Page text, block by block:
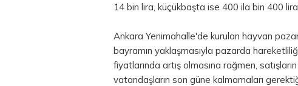
14 bin lira, küçükbaşta ise 400 ila bin 400
Ankara Yenimahalle'de kurulan hayvan
bayramın yaklaşmasıyla pazarda
fiyatlarında artış olmasına rağmen,
vatandaşların son güne kalmamaları